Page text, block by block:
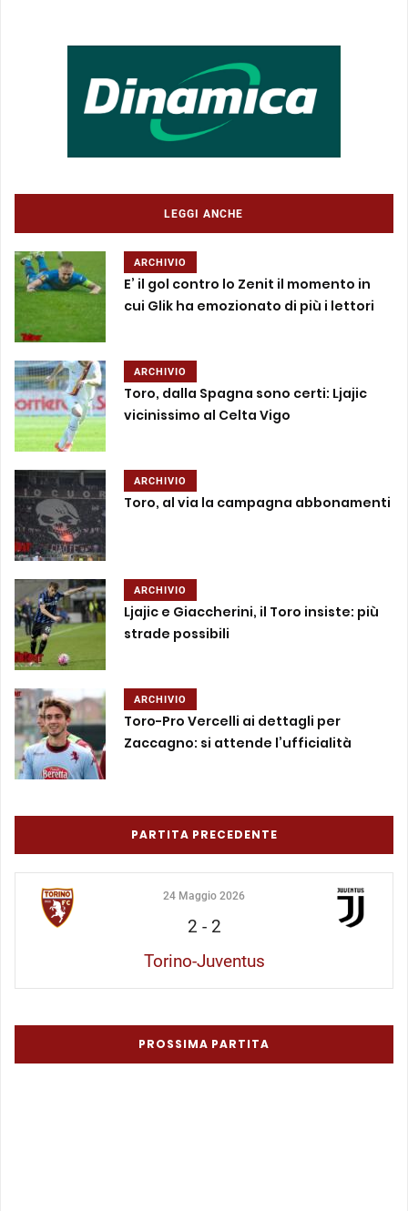
LEGGI ANCHE
ARCHIVIO
E’ il gol contro lo Zenit il momento in
cui Glik ha emozionato di più i lettori
ARCHIVIO
Toro, dalla Spagna sono certi: Ljajic
vicinissimo al Celta Vigo
ARCHIVIO
Toro, al via la campagna abbonamenti
ARCHIVIO
Ljajic e Giaccherini, il Toro insiste: più
strade possibili
ARCHIVIO
Toro-Pro Vercelli ai dettagli per
Zaccagno: si attende l’ufficialità
PARTITA PRECEDENTE
24 Maggio 2026
2 - 2
Torino-Juventus
PROSSIMA PARTITA